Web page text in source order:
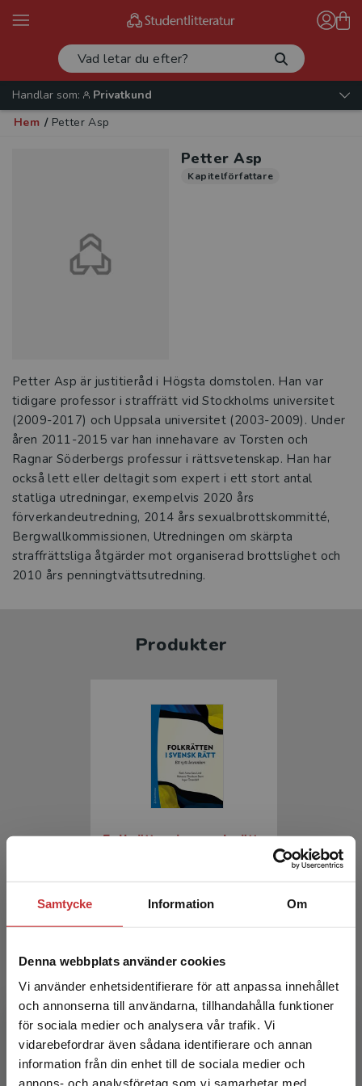
Samtycke Information Om
Denna webbplats använder cookies
Vi använder enhetsidentifierare för att anpassa innehållet
och annonserna till användarna, tillhandahålla funktioner
för sociala medier och analysera vår trafik. Vi
vidarebefordrar även sådana identifierare och annan
information från din enhet till de sociala medier och
annons- och analysföretag som vi samarbetar med.
Begränsad fraktregion
Handlar som:
Privatkund
Hem / Petter Asp
Petter Asp
Kapitelförfattare
Petter Asp är justitieråd i Högsta domstolen. Han var
tidigare professor i straffrätt vid Stockholms universitet
(2009-2017) och Uppsala universitet (2003-2009). Under
åren 2011-2015 var han innehavare av Torsten och
Ragnar Söderbergs professur i rättsvetenskap. Han har
också lett eller deltagit som expert i ett stort antal
statliga utredningar, exempelvis 2020 års
förverkandeutredning, 2014 års sexualbrottskommitté,
Bergwallkommissionen, Utredningen om skärpta
straffrättsliga åtgärder mot organiserad brottslighet och
2010 års penningtvättsutredning.
Produkter
Folkrätten i svensk rätt
Lind, Anna-Sara m.fl. (red.)
inkl. moms